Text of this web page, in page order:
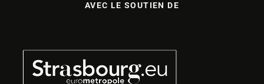
AVEC LE SOUTIEN DE